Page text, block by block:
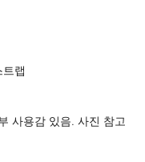
랩
사용감 있음. 사진 참고